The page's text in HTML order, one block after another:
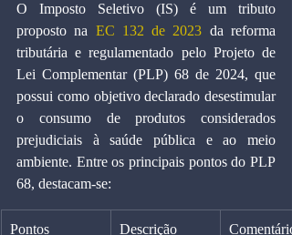
O Imposto Seletivo (IS) é um tributo
proposto na EC 132 de 2023 da reforma
tributária e regulamentado pelo Projeto de
Lei Complementar (PLP) 68 de 2024, que
possui como objetivo declarado desestimular
o consumo de produtos considerados
prejudiciais à saúde pública e ao meio
ambiente. Entre os principais pontos do PLP
68, destacam-se:
Pontos
Descrição